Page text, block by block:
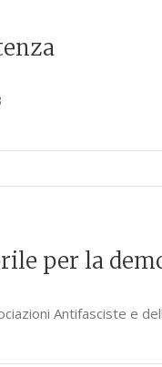
per la
Antifasciste e